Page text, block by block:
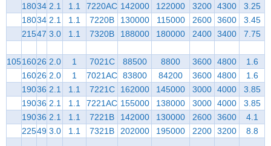
18034 2.1 1.1 7220AC 142000 122000 3200 4300
3.25
18034 2.1 1.1 7220B 130000 115000 2600 3600
3.45
21547 3.0 1.1 7320B 188000 180000 2400 3400 7.75
10516026 2.0 1 7021C 88500 8800 3600 4800
1.6
16026 2.0 1 7021AC 83800 84200 3600 4800
1.6
19036 2.1 1.1 7221C 162000 145000 3000 4000
3.85
19036 2.1 1.1 7221AC 155000 138000 3000 4000
3.85
19036 2.1 1.1 7221B 142000 130000 2600 3600
4.1
22549 3.0 1.1 7321B 202000 195000 2200 3200 8.8